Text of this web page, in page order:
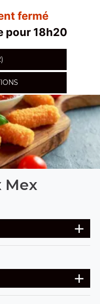
fermé
pour 18h20
Mex